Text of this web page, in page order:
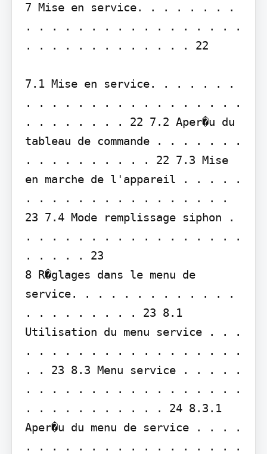
7 Mise en service. . . . . . . .
. . . . . . . . . . . . . . . . .
. . . . . . . . . . . . . 22
7.1 Mise en service. . . . . . .
. . . . . . . . . . . . . . . . .
. . . . . . . . 22 7.2 Aper�u du
tableau de commande . . . . . . .
. . . . . . . . . . 22 7.3 Mise
en marche de l'appareil . . . . .
. . . . . . . . . . . . . . . .
23 7.4 Mode remplissage siphon .
. . . . . . . . . . . . . . . . .
. . . . . 23
8 R�glages dans le menu de
service. . . . . . . . . . . . .
. . . . . . . . . 23 8.1
Utilisation du menu service . . .
. . . . . . . . . . . . . . . . .
. . 23 8.3 Menu service . . . . .
. . . . . . . . . . . . . . . . .
. . . . . . . . . . . 24 8.3.1
Aper�u du menu de service . . . .
. . . . . . . . . . . . . . . . .